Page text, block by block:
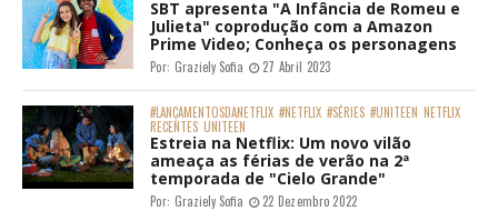
SBT apresenta "A Infância de Romeu e
Julieta" coprodução com a Amazon
Prime Video; Conheça os personagens
Por: Graziely Sofia 27 Abril 2023
#LANÇAMENTOSDANETFLIX #NETFLIX #SÉRIES #UNITEEN NETFLIX
RECENTES UNITEEN
Estreia na Netflix: Um novo vilão
ameaça as férias de verão na 2ª
temporada de "Cielo Grande"
Por: Graziely Sofia 22 Dezembro 2022